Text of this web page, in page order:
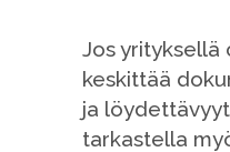
Jos yrityksellä
keskittää
ja
tarkastella